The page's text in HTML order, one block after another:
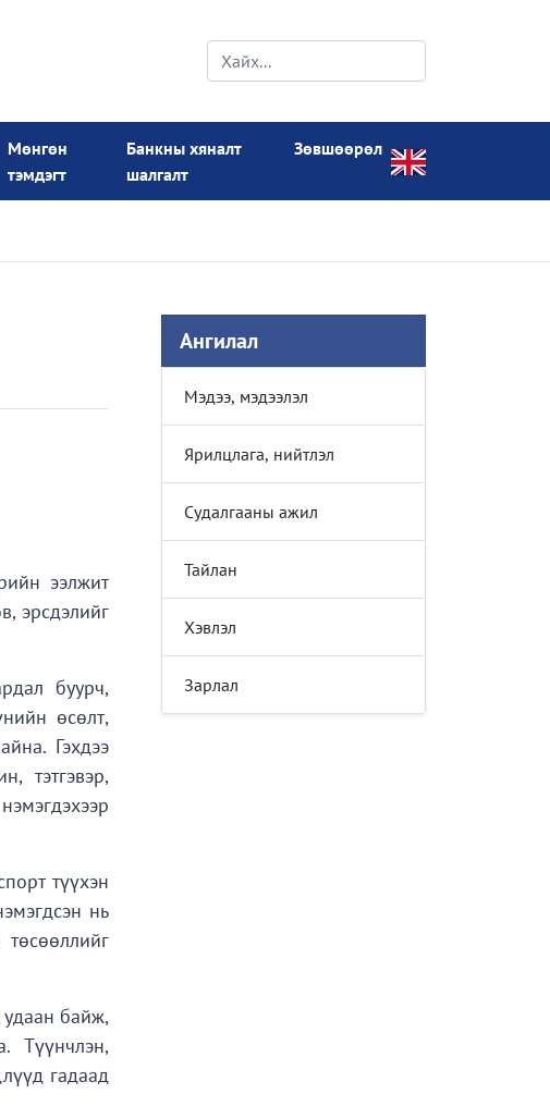
Мөнгөн
тэмдэгт
Банкны хяналт
шалгалт
Зөвшөөрөл
ээлжит
эрсдэлийг
буурч,
өсөлт,
Гэхдээ
тэтгэвэр,
түүхэн
нь
байж,
Түүнчлэн,
гадаад
Ангилал
Мэдээ, мэдээлэл
Ярилцлага, нийтлэл
Судалгааны ажил
Тайлан
Хэвлэл
Зарлал